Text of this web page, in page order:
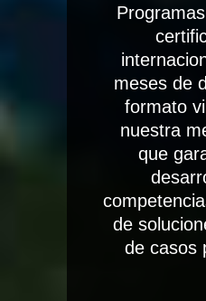
meses de
formato
nuestra
que
de
de casos